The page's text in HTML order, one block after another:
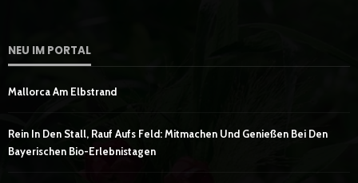
NEU IM PORTAL
Mallorca Am Elbstrand
Rein In Den Stall, Rauf Aufs Feld: Mitmachen Und Genießen Bei Den
Bayerischen Bio-Erlebnistagen